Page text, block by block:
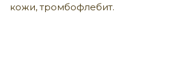
кожи, тромбофлебит.